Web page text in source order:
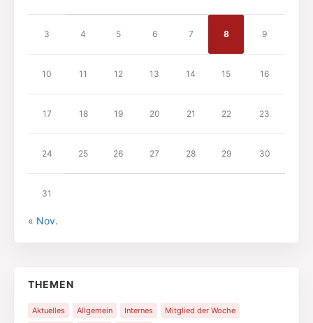
3 4 5 6 7 8 9
10 11 12 13 14 15 16
17 18 19 20 21 22 23
24 25 26 27 28 29 30
31
« Nov.
THEMEN
Aktuelles Allgemein Internes
Mitglied der Woche